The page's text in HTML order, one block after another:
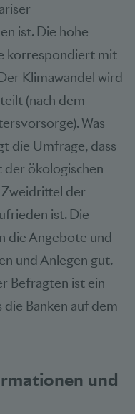
ist. Die hohe
korrespondiert mit
Klimawandel wird
(nach dem
Was
die Umfrage, dass
der ökologischen
der
ist. Die
die Angebote und
und Anlegen gut.
Befragten ist ein
Banken auf dem
und